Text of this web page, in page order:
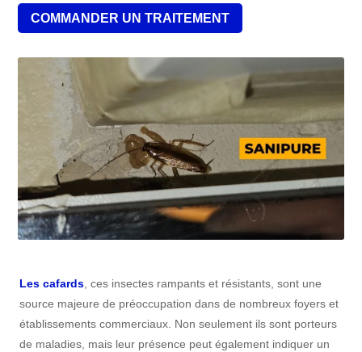
COMMANDER UN TRAITEMENT
Les cafards, ces insectes rampants et résistants, sont une
source majeure de préoccupation dans de nombreux foyers et
établissements commerciaux. Non seulement ils sont porteurs
de maladies, mais leur présence peut également indiquer un